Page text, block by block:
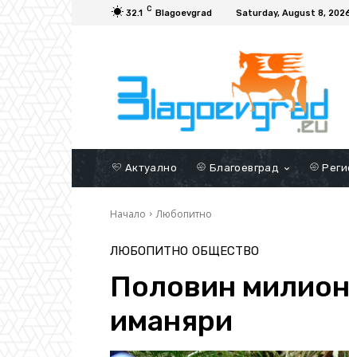
32.1 C Blagoevgrad Saturday, August 8,
Актуално Благоевград
Начало Любопитно
ЛЮБОПИТНО ОБЩЕСТВО
Половин
иманяри